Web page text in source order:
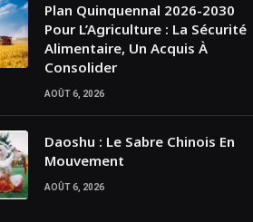
Plan Quinquennal 2026-2030
Pour L’Agriculture : La Sécurité
Alimentaire, Un Acquis À
Consolider
AOÛT 6, 2026
Daoshu : Le Sabre Chinois En
Mouvement
AOÛT 6, 2026